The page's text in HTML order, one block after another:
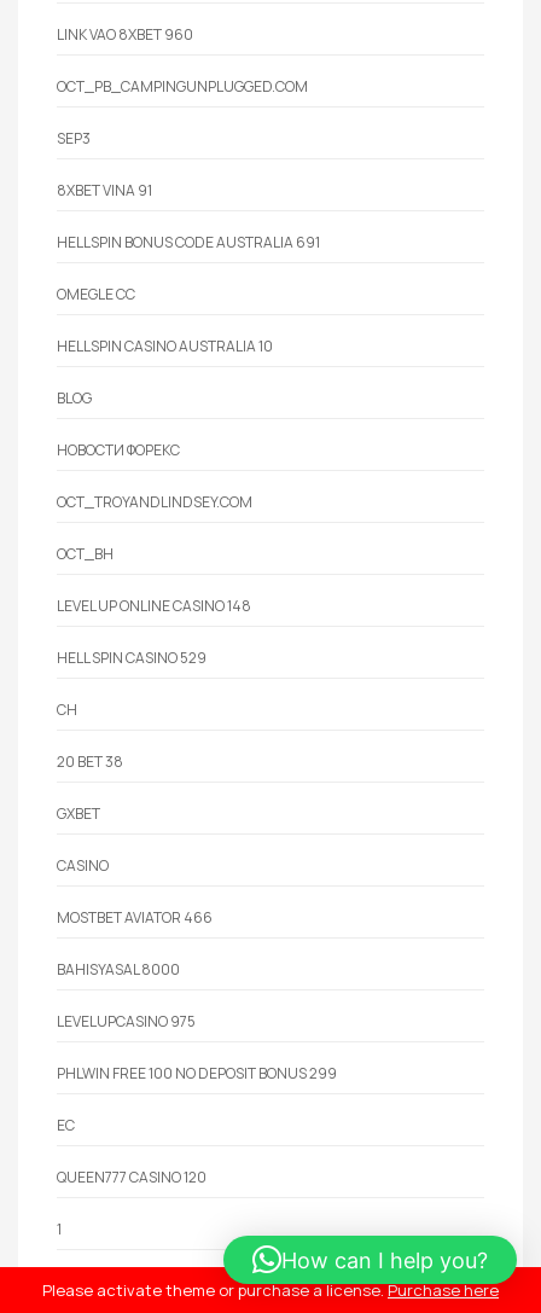
LINK VAO 8XBET 960
OCT_PB_CAMPINGUNPLUGGED.COM
SEP3
8XBET VINA 91
HELLSPIN BONUS CODE AUSTRALIA 691
OMEGLE CC
HELLSPIN CASINO AUSTRALIA 10
BLOG
НОВОСТИ ФОРЕКС
OCT_TROYANDLINDSEY.COM
OCT_BH
LEVEL UP ONLINE CASINO 148
HELL SPIN CASINO 529
CH
20 BET 38
GXBET
CASINO
MOSTBET AVIATOR 466
BAHISYASAL 8000
LEVELUPCASINO 975
PHLWIN FREE 100 NO DEPOSIT BONUS 299
EC
QUEEN777 CASINO 120
1
! БЕЗ РУБРИКИ
Please activate theme or purchase a license.Purchase here
How can I help you?